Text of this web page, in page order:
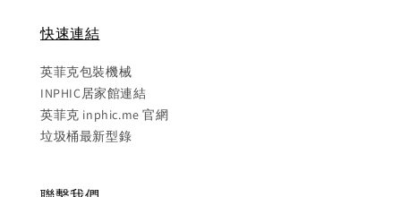
快速連結
英菲克包裝機械
INPHIC居家館連結
英菲克 inphic.me 官網
垃圾桶最新型錄